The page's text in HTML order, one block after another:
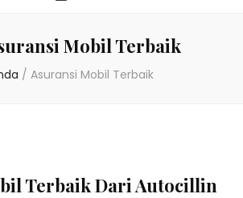
Mobil Terbaik
/ Asuransi Mobil Terbaik
Terbaik Dari Autocillin